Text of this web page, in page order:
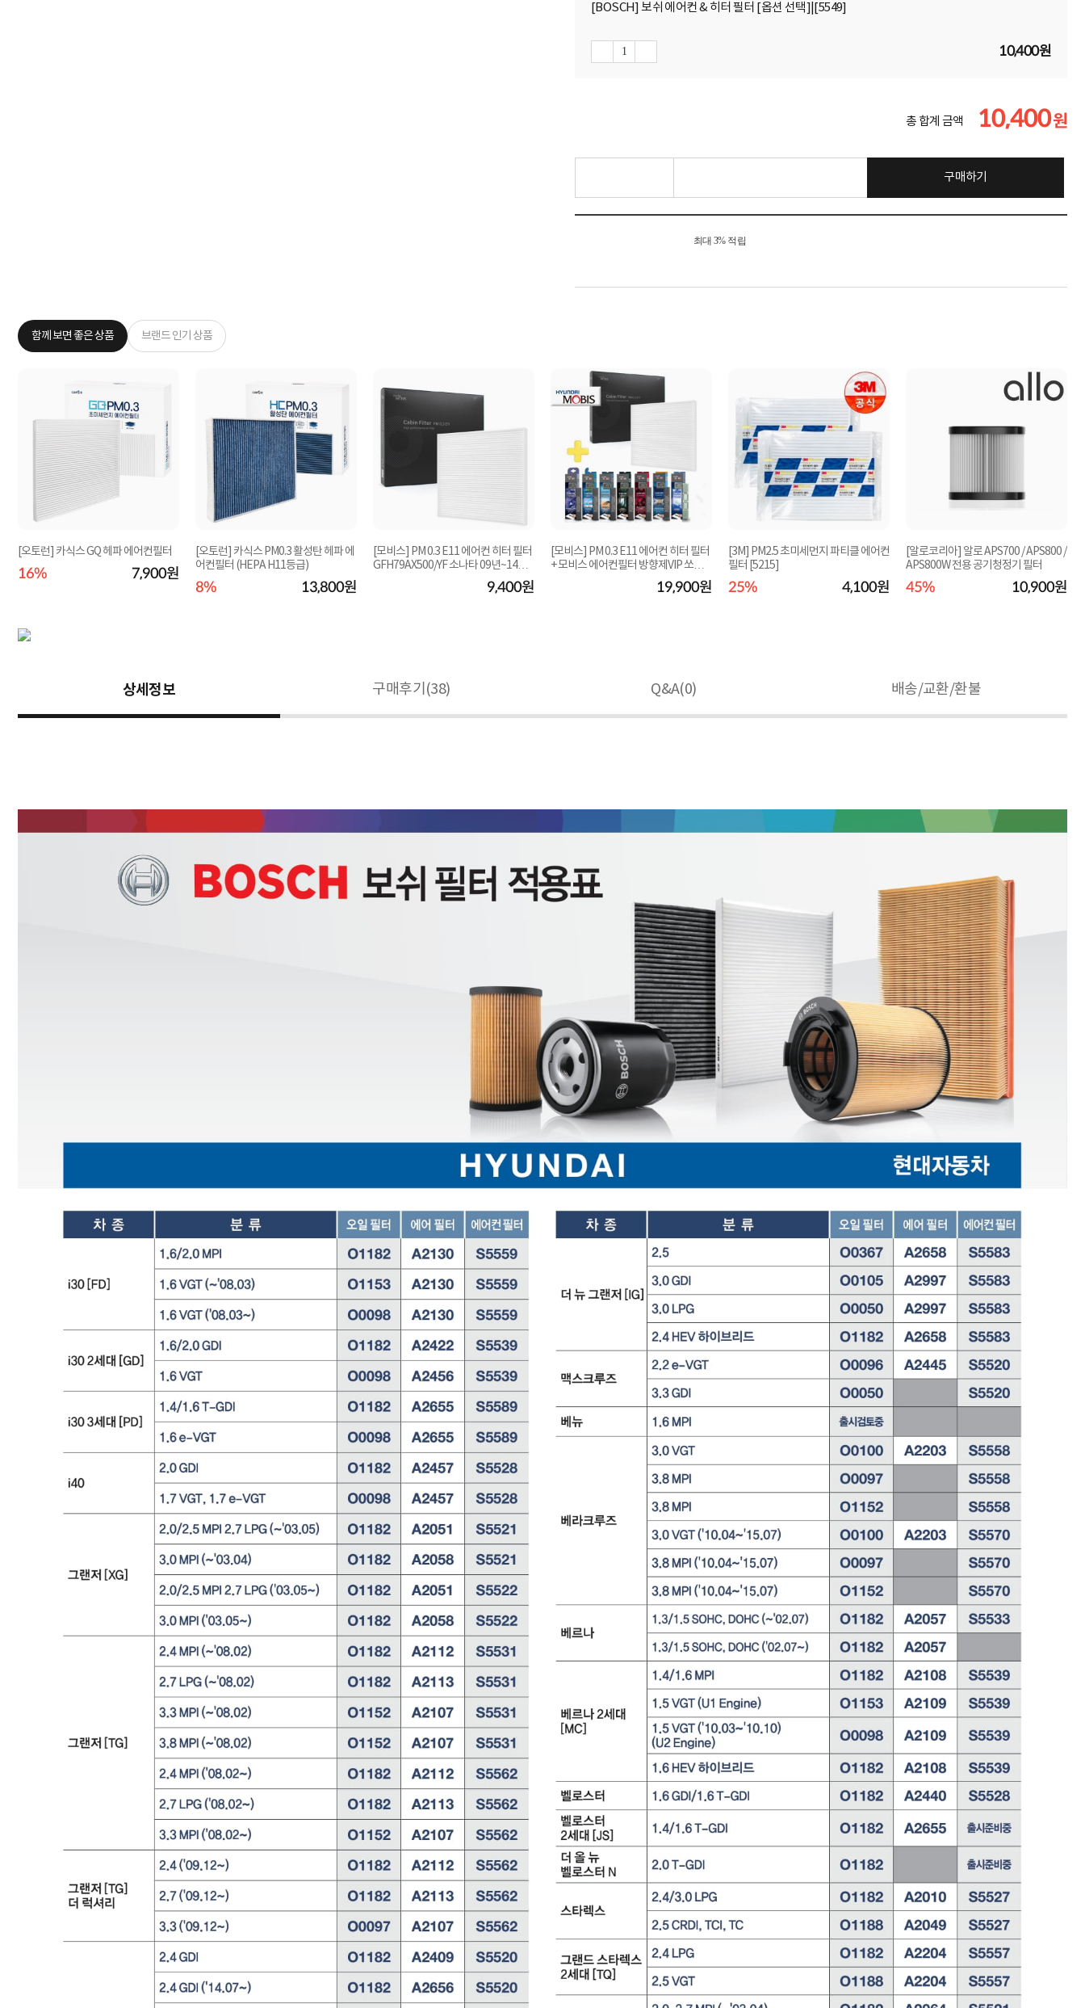
[BOSCH] 보쉬 에어컨 & 히터 필터 [옵션 선택]|[5549]
10,400원
총 합계 금액 10,400원
구매하기
최대 3% 적립
함께 보면 좋은 상품 브랜드 인기 상품
[오토런] 카식스 GQ 헤파 에어컨필터
16% 7,900원
[오토런] 카식스 PM0.3 활성탄 헤파 에
어컨필터 (HEPA H11등급)
8% 13,800원
[모비스] PM 0.3 E11 에어컨 히터 필터
GFH79AX500/YF 소나타 09년~14년
9,400원
[모비스] PM 0.3 E11 에어컨 히터 필터
+ 모비스 에어컨필터 방향제VIP 쏘렌
19,900원
[3M] PM2.5 초미세먼지 파티클 에어컨
필터 [5215]
25% 4,100원
[알로코리아] 알로 APS700 / APS800 /
APS800W 전용 공기청정기 필터
45% 10,900원
상세정보 구매후기(38) Q&A(0) 배송/교환/환불